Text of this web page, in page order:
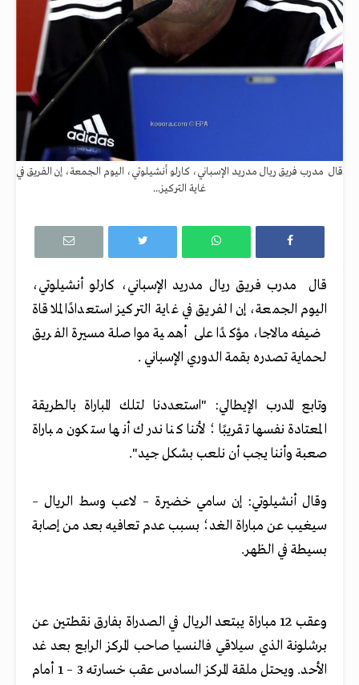
قال مدرب فريق ريال مدريد الإسباني، كارلو أنشيلوتي، اليوم الجمعة، إن الفريق في
غاية التركيز...
قال مدرب فريق ريال مدريد الإسباني، كارلو أنشيلوتي،
اليوم الجمعة، إن الفريق في غاية التركيز استعدادًا لملاقاة
ضيفه مالاجا، مؤكدًا على أهمية مواصلة مسيرة الفريق
لحماية تصدره بقمة الدوري الإسباني .
وتابع المدرب الإيطالي: "استعددنا لتلك المباراة بالطريقة
المعتادة نفسها تقريبًا؛ لأننا كنا ندرك أنها ستكون مباراة
صعبة وأننا يجب أن نلعب بشكل جيد".
وقال أنشيلوتي: إن سامي خضيرة – لاعب وسط الريال –
سيغيب عن مباراة الغد؛ بسبب عدم تعافيه بعد من إصابة
بسيطة في الظهر.
وعقب 12 مباراة يبتعد الريال في الصدراة بفارق نقطتين عن
برشلونة الذي سيلاقي فالنسيا صاحب المركز الرابع بعد غد
الأحد. ويحتل ملقة المركز السادس عقب خسارته 3 – 1 أمام